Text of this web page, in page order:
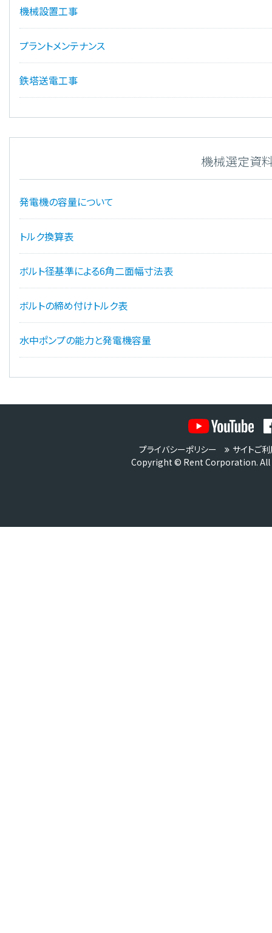
機械設置工事
プラントメンテナンス
鉄塔送電工事
機械選定資
発電機の容量について
トルク換算表
ボルト径基準による6角二面幅寸法表
ボルトの締め付けトルク表
水中ポンプの能力と発電機容量
プライバシーポリシー
サイトご
Copyright © Rent Corporation. All